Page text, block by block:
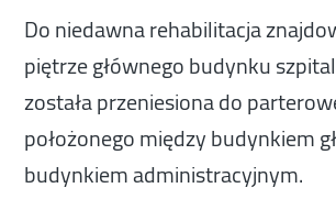
Do niedawna rehabilitacja
piętrze głównego budynku
została przeniesiona do
położonego między budynkiem
budynkiem administracyjnym.